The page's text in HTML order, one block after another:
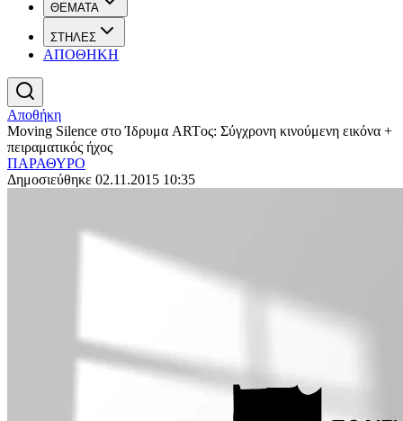
ΘΕΜΑΤΑ
ΣΤΗΛΕΣ
ΑΠΟΘΗΚΗ
Αποθήκη
Moving Silence στο Ίδρυμα ARTος: Σύγχρονη κινούμενη εικόνα +
πειραματικός ήχος
ΠΑΡΑΘΥΡΟ
Δημοσιεύθηκε 02.11.2015 10:35